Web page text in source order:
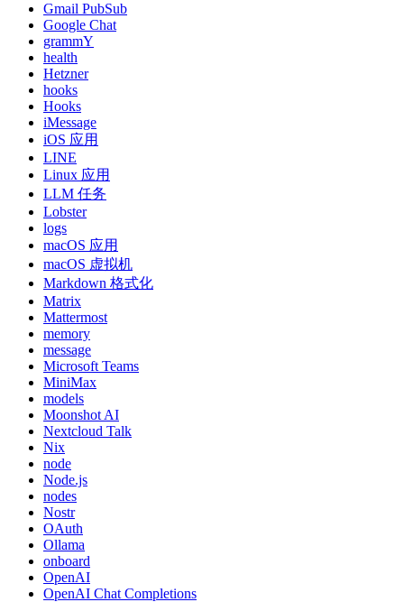
Gmail PubSub
Google Chat
grammY
health
Hetzner
hooks
Hooks
iMessage
iOS 应用
LINE
Linux 应用
LLM 任务
Lobster
logs
macOS 应用
macOS 虚拟机
Markdown 格式化
Matrix
Mattermost
memory
message
Microsoft Teams
MiniMax
models
Moonshot AI
Nextcloud Talk
Nix
node
Node.js
nodes
Nostr
OAuth
Ollama
onboard
OpenAI
OpenAI Chat Completions